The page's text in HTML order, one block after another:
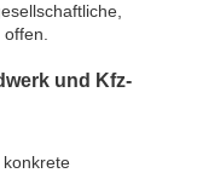
und Kfz-
konkrete